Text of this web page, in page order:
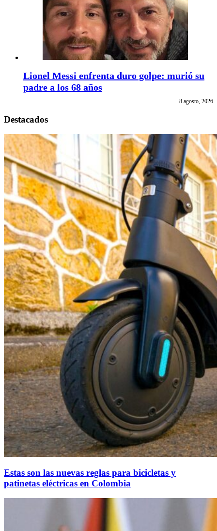
Lionel Messi enfrenta duro golpe: murió su
padre a los 68 años
8 agosto, 2026
Destacados
Estas son las nuevas reglas para bicicletas y
patinetas eléctricas en Colombia